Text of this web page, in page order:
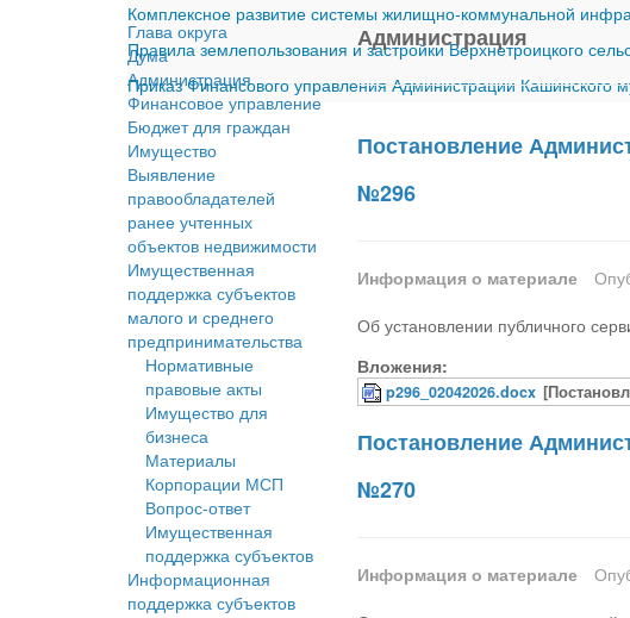
Комплексное развитие системы жилищно-коммунальной
Правила землепользования и застройки Верхнетроицкого
Приказ Финансового управления Администрации Кашинского
Глава округа
Дума
Администрация
Финансовое управление
Бюджет для граждан
Имущество
Выявление
правообладателей
ранее учтенных
объектов недвижимости
Имущественная
поддержка субъектов
малого и среднего
предпринимательства
Нормативные
правовые акты
Имущество для
бизнеса
Материалы
Корпорации МСП
Вопрос-ответ
Имущественная
поддержка субъектов
Информационная
поддержка субъектов
Администрация
Постановление
№296
Информация о материале
Об установлении публичного
Вложения:
p296_02042026.docx
Постановление
№270
Информация о материале